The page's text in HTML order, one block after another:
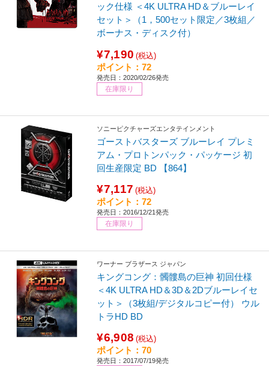
ック仕様 ＜4K ULTRA HD＆ブルーレイ
セット＞（1，500セット限定／3枚組／
ボーナス・ディスク付）
¥7,190 (税込)
ポイント：72
発売日：2020/02/26発売
在庫限り
ソニーピクチャーズエンタテインメント
ゴーストバスターズ ブルーレイ プレミ
アム・プロトンパック・パッケージ 初
回生産限定 BD 【864】
¥7,117 (税込)
ポイント：72
発売日：2016/12/21発売
在庫限り
ワーナー ブラザース ジャパン
キングコング：髑髏島の巨神 初回仕様
＜4K ULTRA HD＆3D＆2Dブルーレイセ
ット＞（3枚組/デジタルコピー付） ウル
トラHD BD
¥6,908 (税込)
ポイント：70
発売日：2017/07/19発売